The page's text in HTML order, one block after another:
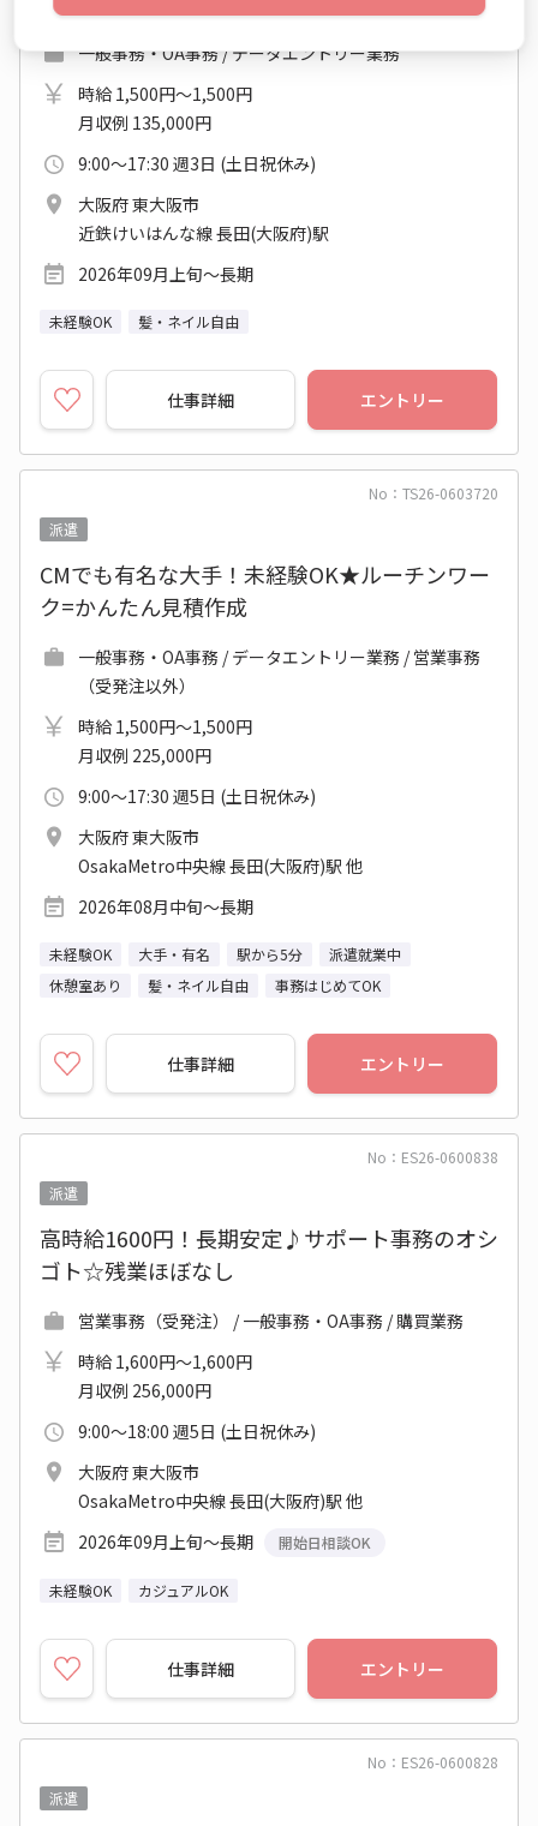
一般事務・OA事務 / データエントリー業務
時給 1,500円～1,500円
月収例 135,000円
9:00～17:30 週3日 (土日祝休み)
大阪府 東大阪市
近鉄けいはんな線 長田(大阪府)駅
2026年09月上旬～長期
未経験OK 髪・ネイル自由
仕事詳細 エントリー
No：TS26-0603720
派遣
CMでも有名な大手！未経験OK★ルーチンワー
ク=かんたん見積作成
一般事務・OA事務 / データエントリー業務 / 営業事務
（受発注以外）
時給 1,500円～1,500円
月収例 225,000円
9:00～17:30 週5日 (土日祝休み)
大阪府 東大阪市
OsakaMetro中央線 長田(大阪府)駅 他
2026年08月中旬～長期
未経験OK 大手・有名 駅から5分
派遣就業中
休憩室あり
髪・ネイル自由 事務はじめてOK
仕事詳細 エントリー
No：ES26-0600838
派遣
高時給1600円！長期安定♪サポート事務のオシ
ゴト☆残業ほぼなし
営業事務（受発注） / 一般事務・OA事務 / 購買業務
時給 1,600円～1,600円
月収例 256,000円
9:00～18:00 週5日 (土日祝休み)
大阪府 東大阪市
OsakaMetro中央線 長田(大阪府)駅 他
2026年09月上旬～長期
開始日相談OK
未経験OK カジュアルOK
仕事詳細 エントリー
No：ES26-0600828
派遣